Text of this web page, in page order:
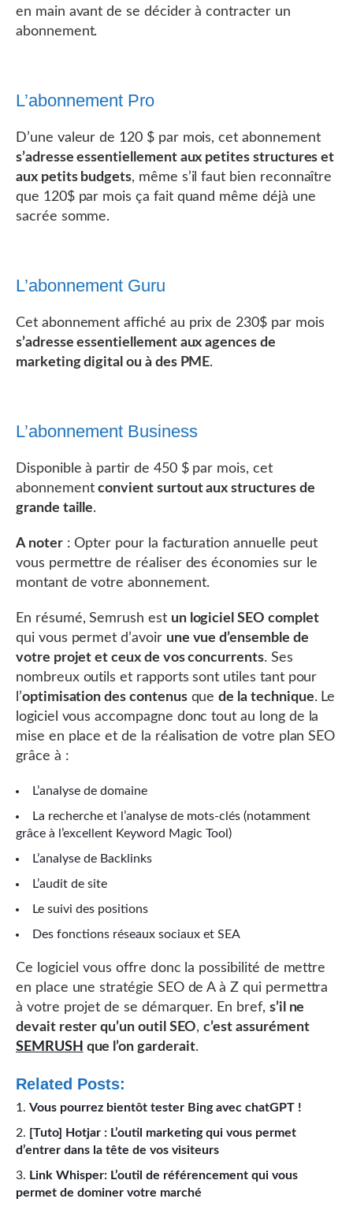
en main avant de se décider à contracter un
abonnement.
L’abonnement Pro
D’une valeur de 120 $ par mois, cet abonnement
s’adresse essentiellement aux petites structures et
aux petits budgets, même s’il faut bien reconnaître
que 120$ par mois ça fait quand même déjà une
sacrée somme.
L’abonnement Guru
Cet abonnement affiché au prix de 230$ par mois
s’adresse essentiellement aux agences de
marketing digital ou à des PME.
L’abonnement Business
Disponible à partir de 450 $ par mois, cet
abonnementconvient surtout aux structures de
grande taille.
A noter: Opter pour la facturation annuelle peut
vous permettre de réaliser des économies sur le
montant de votre abonnement.
En résumé, Semrush est un logiciel SEO complet
qui vous permet d’avoir une vue d’ensemble de
votre projet et ceux de vos concurrents. Ses
nombreux outils et rapports sont utiles tant pour
l’optimisation des contenusquede la technique. Le
logiciel vous accompagne donc tout au long de la
mise en place et de la réalisation de votre plan SEO
grâce à :
L’analyse de domaine
La recherche et l’analyse de mots-clés (notamment
grâce à l’excellent Keyword Magic Tool)
L’analyse de Backlinks
L’audit de site
Le suivi des positions
Des fonctions réseaux sociaux et SEA
Ce logiciel vous offre donc la possibilité de mettre
en place une stratégie SEO de A à Z qui permettra
à votre projet de se démarquer. En bref, s’il ne
devait rester qu’un outil SEO,c’est assurément
SEMRUSH que l’on garderait.
Related Posts:
Vous pourrez bientôt tester Bing avec chatGPT !
[Tuto] Hotjar : L’outil marketing qui vous permet
d’entrer dans la tête de vos visiteurs
Link Whisper: L’outil de référencement qui vous
permet de dominer votre marché